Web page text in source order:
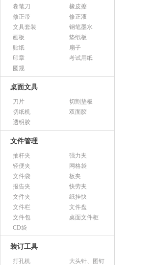
卷笔刀
橡皮擦
修正带
修正液
文具套装
钢笔墨水
画板
垫纸板
贴纸
扇子
印章
考试用纸
圆规
桌面文具
刀片
切割垫板
切纸机
双面胶
透明胶
文件管理
抽杆夹
强力夹
轻便夹
网格袋
文件袋
板夹
报告夹
快劳夹
文件夹
纸挂快
文件栏
文件盘
文件包
桌面文件柜
CD袋
装订工具
打孔机
大头针、图钉